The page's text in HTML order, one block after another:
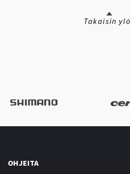
Takaisin
OHJEITA